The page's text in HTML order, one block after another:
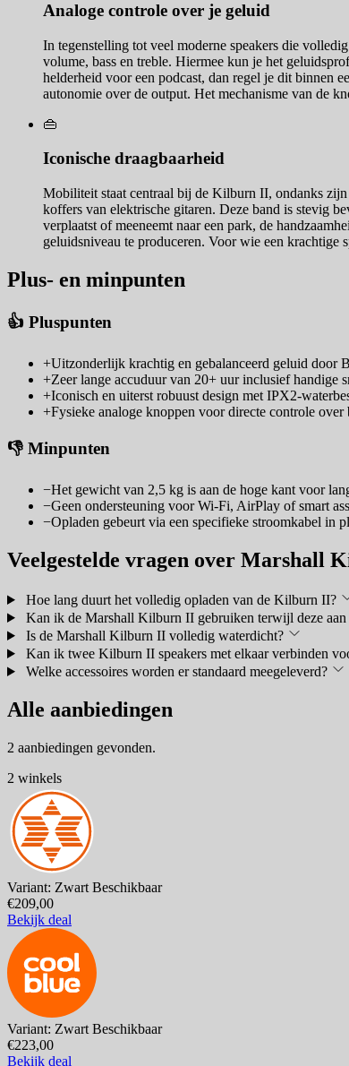
Analoge controle over je geluid
In tegenstelling tot veel moderne speakers die
volume, bass en treble. Hiermee kun je het
helderheid voor een podcast, dan regel je dit binnen
autonomie over de output. Het mechanisme van de
👜
Iconische draagbaarheid
Mobiliteit staat centraal bij de Kilburn II, ondanks
koffers van elektrische gitaren. Deze band is stevig
verplaatst of meeneemt naar een park, de
geluidsniveau te produceren. Voor wie een krachtige
Plus- en minpunten
👍 Pluspunten
+Uitzonderlijk krachtig en gebalanceerd geluid door
+Zeer lange accuduur van 20+ uur inclusief handige
+Iconisch en uiterst robuust design met IPX2-
+Fysieke analoge knoppen voor directe controle over
👎 Minpunten
−Het gewicht van 2,5 kg is aan de hoge kant voor
−Geen ondersteuning voor Wi-Fi, AirPlay of smart
−Opladen gebeurt via een specifieke stroomkabel in
Veelgestelde vragen over Marshall
Hoe lang duurt het volledig opladen van de Kilburn II?
Kan ik de Marshall Kilburn II gebruiken terwijl deze aan
Is de Marshall Kilburn II volledig waterdicht?
Kan ik twee Kilburn II speakers met elkaar verbinden
Welke accessoires worden er standaard meegeleverd?
Alle aanbiedingen
2 aanbiedingen gevonden.
2 winkels
Variant: Zwart Beschikbaar
€209,00
Bekijk deal
Variant: Zwart Beschikbaar
€223,00
Bekijk deal